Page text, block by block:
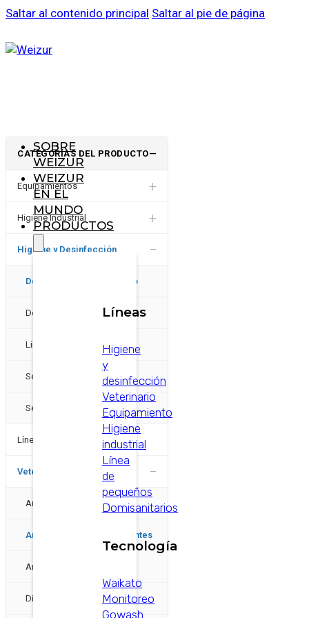
Saltar al contenido principal Saltar al pie de página
SOBRE
WEIZUR
WEIZUR
EN EL
MUNDO
PRODUCTOS
Líneas
Higiene
y
desinfección
Veterinario
Equipamiento
Higiene
industrial
Línea
de
pequeños
Domisanitarios
Tecnología
Waikato
Monitoreo
Gowash
CATEGORÍAS DEL PRODUCTO—
Equipamientos +
Higiene Industrial +
Higiene y Desinfección −
Desinfectantes y pediluvio
Detergentes
Limpiadores
Selladores Iodados
Selladores no iodados
Línea de pequeños
Veterinarios −
Antibioticos
Anticépticos y Desinfectantes
Antiinflamatorios
Diuréticos